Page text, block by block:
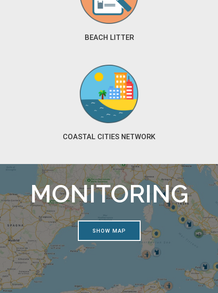
BEACH LITTER
COASTAL CITIES NETWORK
MONITORING
SHOW MAP